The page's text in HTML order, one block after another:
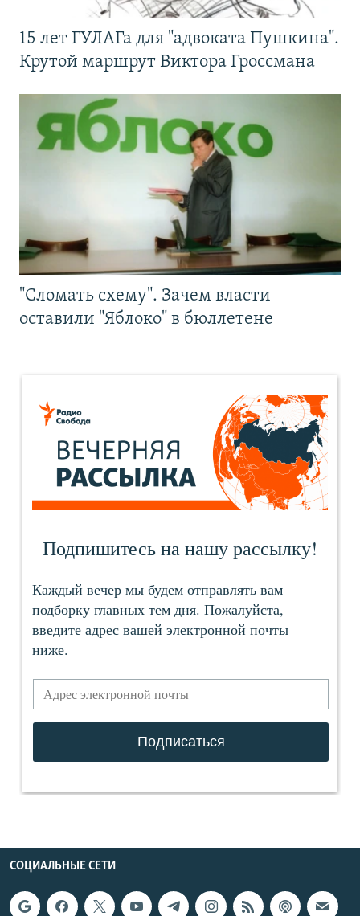
15 лет ГУЛАГа для "адвоката Пушкина".
Крутой маршрут Виктора Гроссмана
"Сломать схему". Зачем власти
оставили "Яблоко" в бюллетене
СОЦИАЛЬНЫЕ СЕТИ